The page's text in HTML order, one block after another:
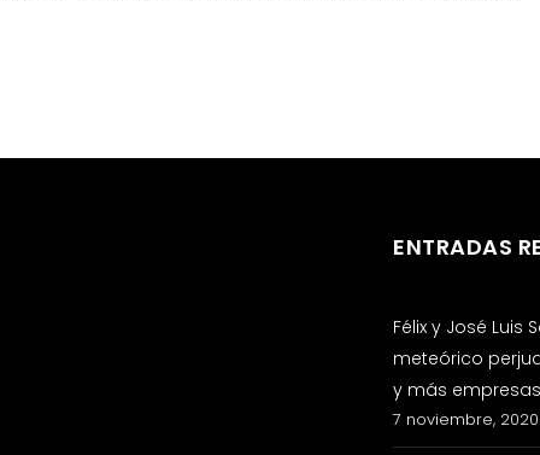
ENTRADAS
Félix y José Luis
meteórico
y más
7 noviembre, 2020